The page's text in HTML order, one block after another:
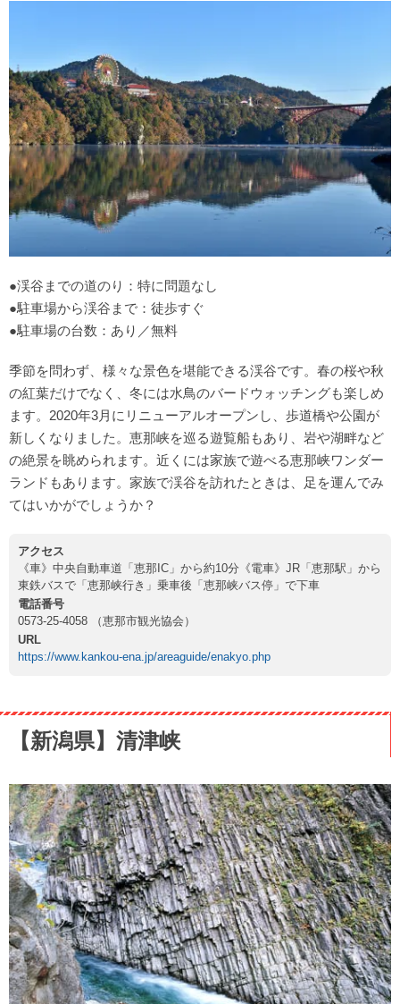
●渓谷までの道のり：特に問題なし
●駐車場から渓谷まで：徒歩すぐ
●駐車場の台数：あり／無料
季節を問わず、様々な景色を堪能できる渓谷です。春の桜や秋
の紅葉だけでなく、冬には水鳥のバードウォッチングも楽しめ
ます。2020年3月にリニューアルオープンし、歩道橋や公園が
新しくなりました。恵那峡を巡る遊覧船もあり、岩や湖畔など
の絶景を眺められます。近くには家族で遊べる恵那峡ワンダー
ランドもあります。家族で渓谷を訪れたときは、足を運んでみ
てはいかがでしょうか？
アクセス
《車》中央自動車道「恵那IC」から約10分《電車》JR「恵那駅」から
東鉄バスで「恵那峡行き」乗車後「恵那峡バス停」で下車
電話番号
0573-25-4058 （恵那市観光協会）
URL
https://www.kankou-ena.jp/areaguide/enakyo.php
【新潟県】清津峡